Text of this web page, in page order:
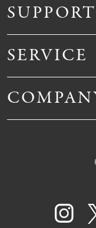
SUPPORT
SERVICE